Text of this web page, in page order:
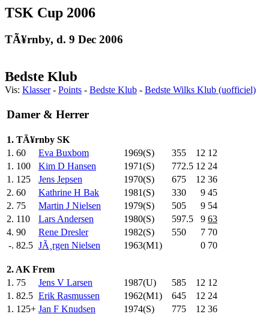
TSK Cup 2006
TÃ¥rnby, d. 9 Dec 2006
Bedste Klub
Vis: Klasser- Points - Bedste Klub - Bedste Wilks Klub (uofficiel)
Damer & Herrer
1. TÃ¥rnby SK
1. 60 Eva Buxbom 1969(S) 355 12 12
1. 100 Kim D Hansen 1971(S) 772.5 12 24
1. 125 Jens Jepsen 1970(S) 675 12 36
2. 60 Kathrine H Bak 1981(S) 330 9 45
2. 75 Martin J Nielsen 1979(S) 505 9 54
2. 110 Lars Andersen 1980(S) 597.5 9 63
4. 90 Rene Dresler 1982(S) 550 7 70
-. 82.5 JÃ¸rgen Nielsen 1963(M1) 0 70
2. AK Frem
1. 75 Jens V Larsen 1987(U) 585 12 12
1. 82.5 Erik Rasmussen 1962(M1) 645 12 24
1. 125+ Jan F Knudsen 1974(S) 775 12 36